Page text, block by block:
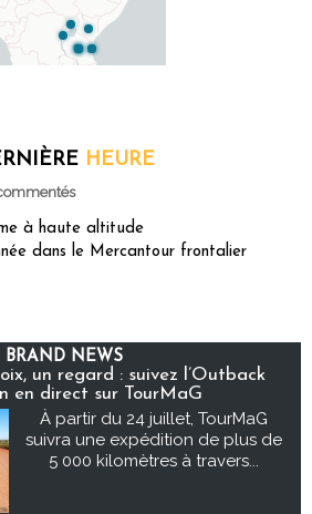
HEURE
à haute altitude
dans le Mercantour frontalier
BRAND NEWS
un regard : suivez l’Outback
en direct sur TourMaG
À partir du 24 juillet, TourMaG
suivra une expédition de plus de
5 000 kilomètres à travers...